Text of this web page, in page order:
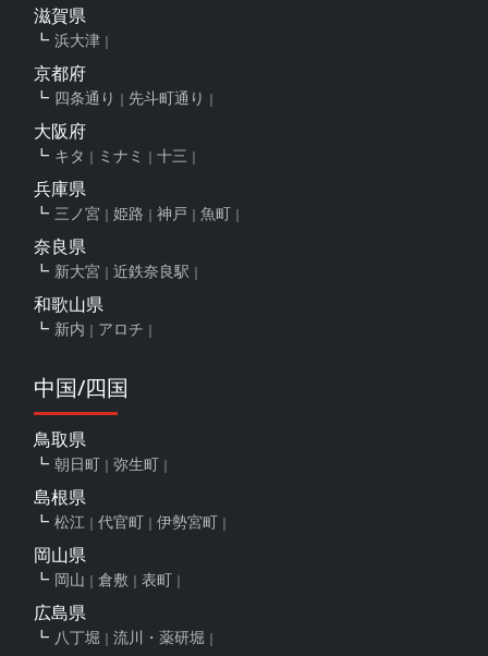
滋賀県
浜大津
京都府
四条通り 先斗町通り
大阪府
キタ ミナミ 十三
兵庫県
三ノ宮 姫路 神戸 魚町
奈良県
新大宮 近鉄奈良駅
和歌山県
新内 アロチ
中国/四国
鳥取県
朝日町 弥生町
島根県
松江 代官町 伊勢宮町
岡山県
岡山 倉敷 表町
広島県
八丁堀 流川・薬研堀